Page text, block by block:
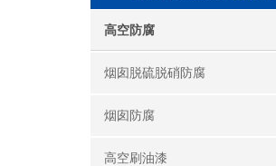
高空防腐
烟囱脱硫脱硝防腐
烟囱防腐
高空刷油漆